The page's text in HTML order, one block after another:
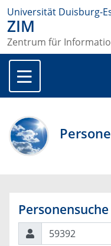
Universität Duisburg-
ZIM
Zentrum für
Personensuche
Suchen